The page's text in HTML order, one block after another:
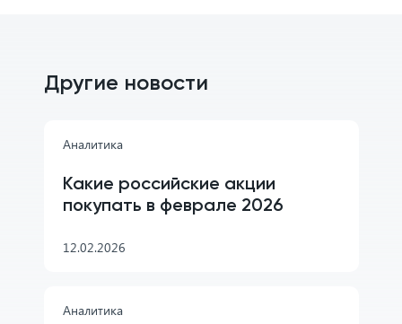
Другие новости
Аналитика
Какие российские акции
покупать в феврале 2026
12.02.2026
Аналитика